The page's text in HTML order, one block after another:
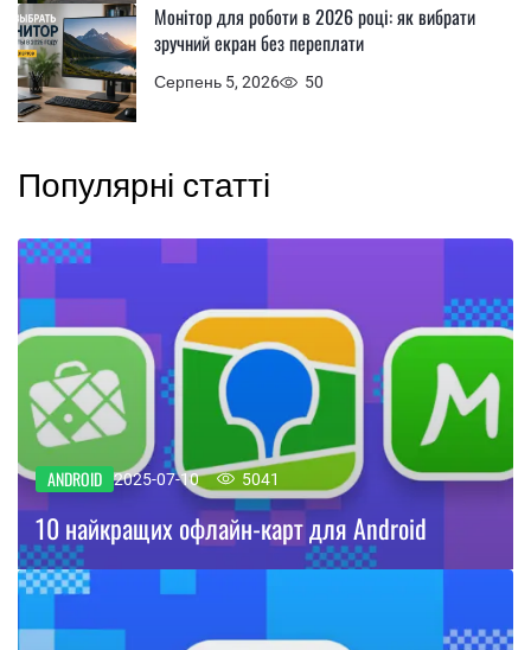
Серпень 5, 2026 50
Монітор для роботи в 2026 році: як вибрати
зручний екран без переплати
Популярні статті
ANDROID 2025-07-10 5041
10 найкращих офлайн-карт для Android